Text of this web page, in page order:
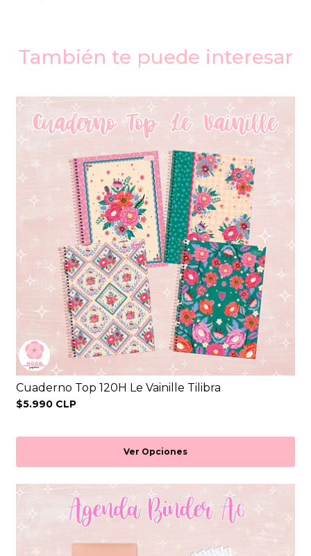
También te puede interesar
Cuaderno Top 120H Le Vainille Tilibra
$5.990 CLP
Ver Opciones